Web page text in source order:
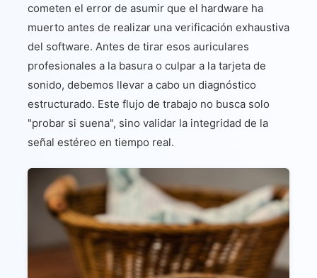
cometen el error de asumir que el hardware ha
muerto antes de realizar una verificación exhaustiva
del software. Antes de tirar esos auriculares
profesionales a la basura o culpar a la tarjeta de
sonido, debemos llevar a cabo un diagnóstico
estructurado. Este flujo de trabajo no busca solo
"probar si suena", sino validar la integridad de la
señal estéreo en tiempo real.